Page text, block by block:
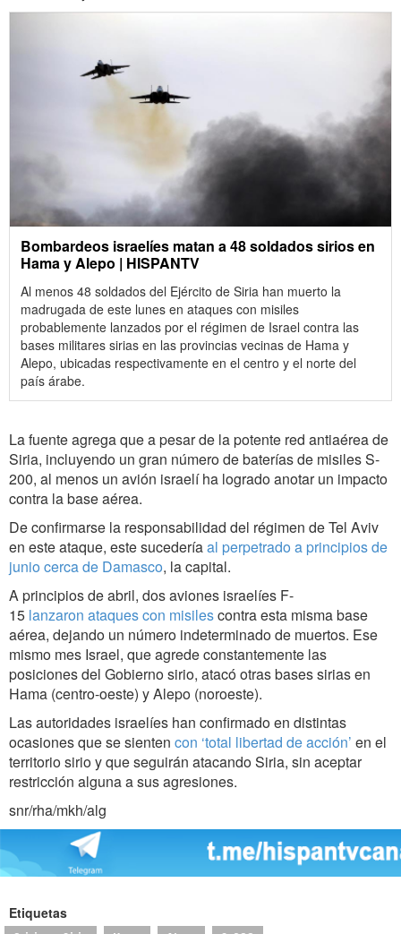
Bombardeos israelíes matan a 48 soldados sirios en
Hama y Alepo | HISPANTV
Al menos 48 soldados del Ejército de Siria han muerto la
madrugada de este lunes en ataques con misiles
probablemente lanzados por el régimen de Israel contra las
bases militares sirias en las provincias vecinas de Hama y
Alepo, ubicadas respectivamente en el centro y el norte del
país árabe.
La fuente agrega que a pesar de la potente red antiaérea de
Siria, incluyendo un gran número de baterías de misiles S-
200, al menos un avión israelí ha logrado anotar un impacto
contra la base aérea.
De confirmarse la responsabilidad del régimen de Tel Aviv
en este ataque, este sucederíaal perpetrado a principios de
junio cerca de Damasco, la capital.
A principios de abril, dos aviones israelíes F-
15 lanzaron ataques con misilescontra esta misma base
aérea, dejando un número indeterminado de muertos. Ese
mismo mes Israel, que agrede constantemente las
posiciones del Gobierno sirio, atacó otras bases sirias en
Hama (centro-oeste) y Alepo (noroeste).
Las autoridades israelíes han confirmado en distintas
ocasiones que se sienten con ‘total libertad de acción’ en el
territorio sirio y que seguirán atacando Siria, sin aceptar
restricción alguna a sus agresiones.
snr/rha/mkh/alg
Etiquetas